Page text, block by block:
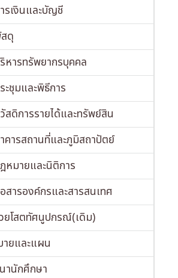
รเงินและบัญชี
ดุ
หารทรัพยากรบุคคล
ะชุมและพิธีการ
สดิการรายได้และทรัพย์สิน
คารสถานที่และภูมิสถาปัตย์
หมายและนิติการ
สารองค์กรและสารสนเทศ
ยโสตทัศนูปกรณ์(เดิม)
ายและแผน
นักศึกษา